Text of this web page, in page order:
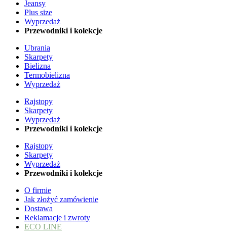
Jeansy
Plus size
Wyprzedaż
Przewodniki i kolekcje
Ubrania
Skarpety
Bielizna
Termobielizna
Wyprzedaż
Rajstopy
Skarpety
Wyprzedaż
Przewodniki i kolekcje
Rajstopy
Skarpety
Wyprzedaż
Przewodniki i kolekcje
O firmie
Jak złożyć zamówienie
Dostawa
Reklamacje i zwroty
ECO LINE